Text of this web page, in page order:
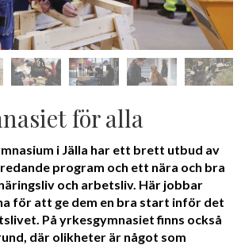
för alla
i Jälla har ett brett utbud av
program och ett nära och bra
och arbetsliv. Här jobbar
för att ge dem en bra start inför det
På yrkesgymnasiet finns också
där olikheter är något som